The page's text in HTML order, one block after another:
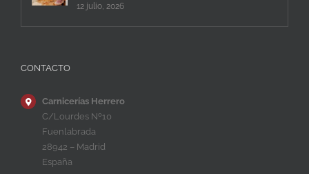
12 julio, 2026
CONTACTO
Carnicerías Herrero
C/Lourdes Nº10
Fuenlabrada
28942 – Madrid
España